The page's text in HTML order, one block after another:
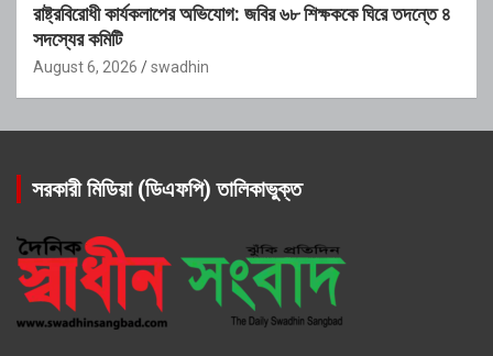
রাষ্ট্রবিরোধী কার্যকলাপের অভিযোগ: জবির ৬৮ শিক্ষককে ঘিরে তদন্তে ৪
সদস্যের কমিটি
August 6, 2026 swadhin
সরকারী মিডিয়া (ডিএফপি) তালিকাভুক্ত